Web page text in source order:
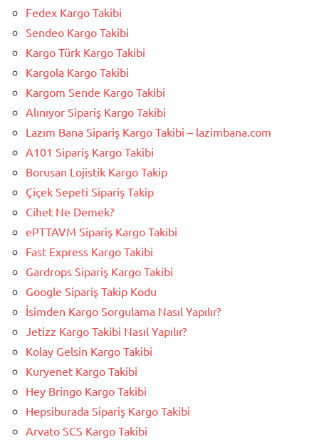
Fedex Kargo Takibi
Sendeo Kargo Takibi
Kargo Türk Kargo Takibi
Kargola Kargo Takibi
Kargom Sende Kargo Takibi
Alınıyor Sipariş Kargo Takibi
Lazım Bana Sipariş Kargo Takibi – lazimbana.com
A101 Sipariş Kargo Takibi
Borusan Lojistik Kargo Takip
Çiçek Sepeti Sipariş Takip
Cihet Ne Demek?
ePTTAVM Sipariş Kargo Takibi
Fast Express Kargo Takibi
Gardrops Sipariş Kargo Takibi
Google Sipariş Takip Kodu
İsimden Kargo Sorgulama Nasıl Yapılır?
Jetizz Kargo Takibi Nasıl Yapılır?
Kolay Gelsin Kargo Takibi
Kuryenet Kargo Takibi
Hey Bringo Kargo Takibi
Hepsiburada Sipariş Kargo Takibi
Arvato SCS Kargo Takibi